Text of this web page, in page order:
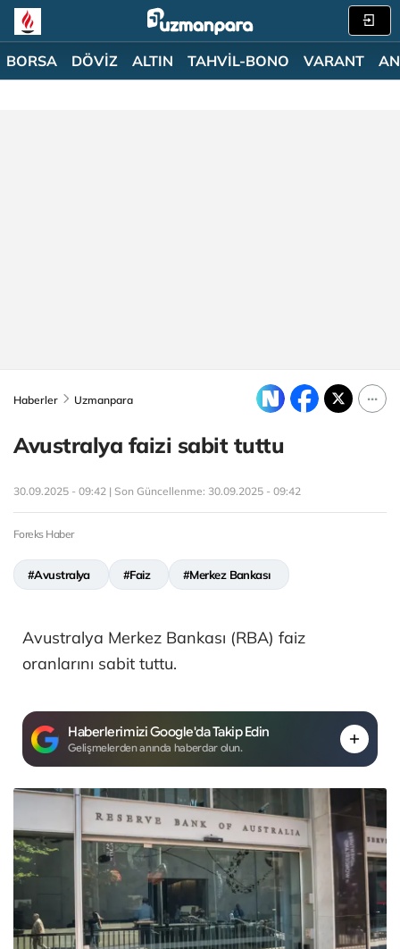
BORSA DÖVİZ ALTIN TAHVİL-BONO VARANT
Haberler Uzmanpara
Avustralya faizi sabit tuttu
30.09.2025 - 09:42 | Son Güncellenme: 30.09.2025 - 09:42
Foreks Haber
#Avustralya #Faiz #Merkez Bankası
Avustralya Merkez Bankası (RBA) faiz
oranlarını sabit tuttu.
Haberlerimizi Google'da Takip Edin
Gelişmelerden anında haberdar olun.